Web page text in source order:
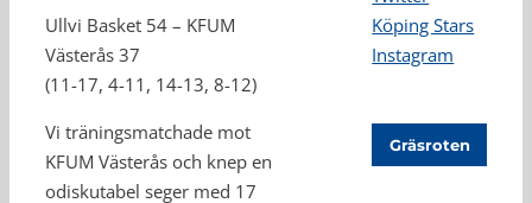
Ullvi Basket 54 – KFUM
Västerås 37
(11-17, 4-11, 14-13, 8-12)
Vi träningsmatchade mot
KFUM Västerås och knep en
odiskutabel seger med 17
Köping Stars
Instagram
Gräsroten